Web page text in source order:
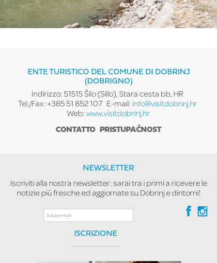
ENTE TURISTICO DEL COMUNE DI DOBRINJ
(DOBRIGNO)
Indirizzo: 51515 Šilo (Sillo), Stara cesta bb, HR
Tel./Fax: +385 51 852 107 E-mail: info@visitdobrinj.hr
Web:www.visitdobrinj.hr
CONTATTO PRISTUPAČNOST
NEWSLETTER
Iscriviti alla nostra newsletter: sarai tra i primi a ricevere le
notizie più fresche ed aggiornate su Dobrinj e dintorni!